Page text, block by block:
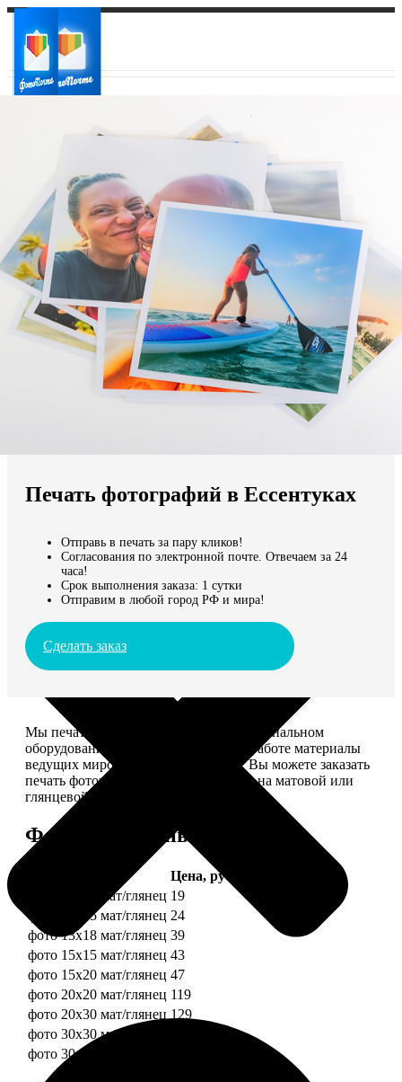
Ваш регион доставки
Выберите из списка:
Мы доставляем по всему миру
Продолжить без города
Печать фотографий в Ессентуках
Отправь в печать за пару кликов!
Согласования по электронной почте. Отвечаем за 24
часа!
Срок выполнения заказа: 1 сутки
Отправим в любой город РФ и мира!
Сделать заказ
Мы печатаем фотографии на профессиональном
оборудовании Noritsu, используем в работе материалы
ведущих мировых производителей. Вы можете заказать
печать фотографий разных форматов на матовой или
глянцевой фотобумаге.
Форматы и цены
Цена, руб.
фото 10х10 мат/глянец 19
фото 10х15 мат/глянец 24
фото 13х18 мат/глянец 39
фото 15х15 мат/глянец 43
фото 15х20 мат/глянец 47
фото 20х20 мат/глянец 119
фото 20х30 мат/глянец 129
фото 30х30 мат/глянец
фото 30х40 мат/глянец